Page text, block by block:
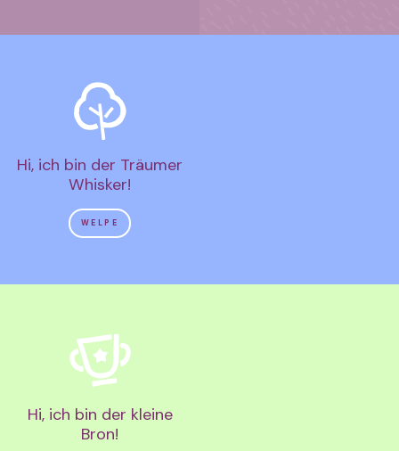
Hi, ich bin der Träumer
Whisker!
WELPE
Hi, ich bin der kleine
Bron!